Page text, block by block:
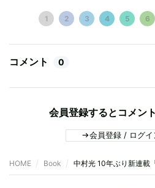
1 2 3 4 5 6
コメント 0
会員登録するとコメン
会員登録 / ログ
HOME Book 中村光 10年ぶり新連載